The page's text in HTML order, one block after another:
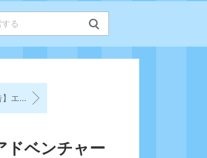
【イベント報告】エスケープ・フロム・マスカレード編
ドベンチャー